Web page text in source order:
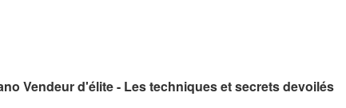
Vendeur d'élite - Les techniques et secrets devoilés